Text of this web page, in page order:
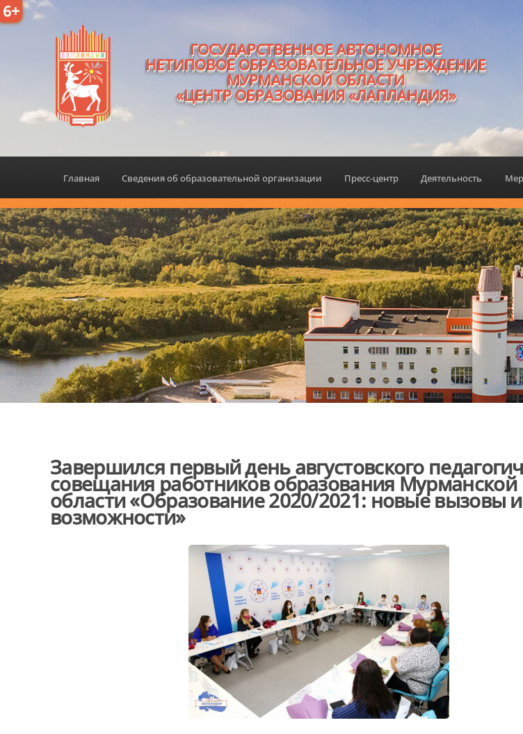
6+
ГОСУДАРСТВЕННОЕ АВТОНОМНОЕ
НЕТИПОВОЕ ОБРАЗОВАТЕЛЬНОЕ УЧРЕЖДЕНИЕ
МУРМАНСКОЙ ОБЛАСТИ
«ЦЕНТР ОБРАЗОВАНИЯ «ЛАПЛАНДИЯ»
Главная Сведения об образовательной организации Пресс-центр Деятельность
Завершился первый день августовского
совещания работников образования Мурманской
области «Образование 2020/2021: новые вызовы и
возможности»